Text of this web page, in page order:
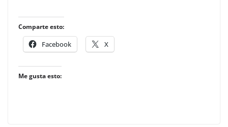
Comparte esto:
Facebook X
Me gusta esto: